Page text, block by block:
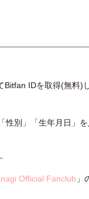
Bitfan IDを取得(無料)
別」「生年月日」
Official Fanclub 」